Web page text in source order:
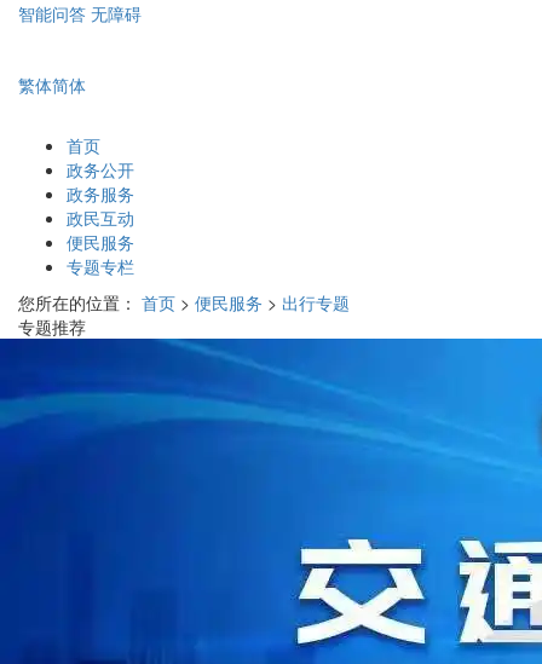
智能问答 无障碍
繁体简体
首页
政务公开
政务服务
政民互动
便民服务
专题专栏
您所在的位置： 首页 > 便民服务 > 出行专题
专题推荐